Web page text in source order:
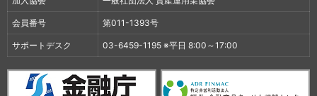
会員番号 第011-1393号
サポートデスク 03-6459-1195 ※平日 8:00～17:00